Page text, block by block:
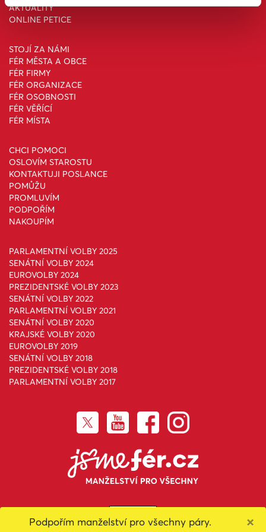
AKTUALITY
ONLINE PETICE
STOJÍ ZA NÁMI
FÉR MĚSTA A OBCE
FÉR FIRMY
FÉR ORGANIZACE
FÉR OSOBNOSTI
FÉR VĚŘÍCÍ
FÉR MÍSTA
CHCI POMOCI
OSLOVÍM STAROSTU
KONTAKTUJI POSLANCE
POMŮŽU
PROMLUVÍM
PODPOŘÍM
NAKOUPÍM
PARLAMENTNÍ VOLBY 2025
SENÁTNÍ VOLBY 2024
EUROVOLBY 2024
PREZIDENTSKÉ VOLBY 2023
SENÁTNÍ VOLBY 2022
PARLAMENTNÍ VOLBY 2021
SENÁTNÍ VOLBY 2020
KRAJSKÉ VOLBY 2020
EUROVOLBY 2019
SENÁTNÍ VOLBY 2018
PREZIDENTSKÉ VOLBY 2018
PARLAMENTNÍ VOLBY 2017
Toto dílo podléhá licenciCreative Commons Uveďte původ-
Podpořím manželství pro všechny páry. ×